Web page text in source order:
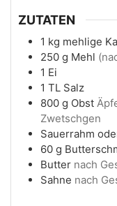
ZUTATEN
1 kg mehlige
250 g Mehl
1 Ei
1 TL Salz
800 g Obst
Zwetschgen
Sauerrahm
60 g
Butter nach
Sahne nach